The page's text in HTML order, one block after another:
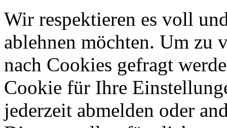
Wir respektieren es voll
ablehnen möchten. Um zu
nach Cookies gefragt
Cookie für Ihre
jederzeit abmelden oder